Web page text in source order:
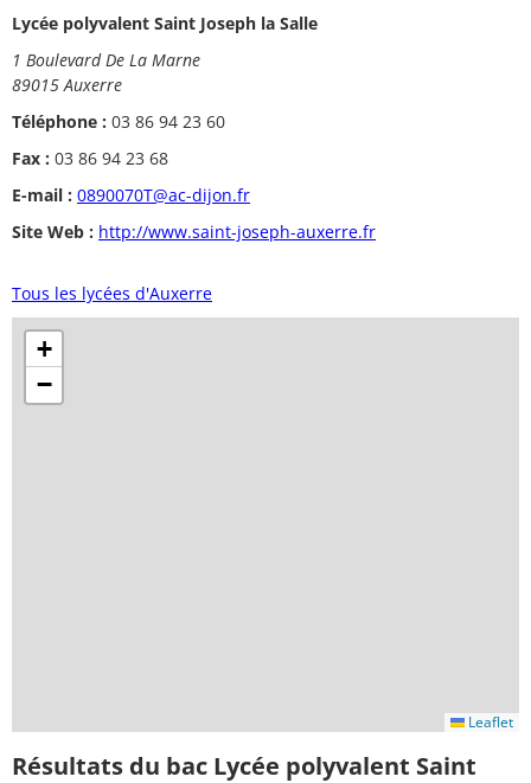
Lycée polyvalent Saint Joseph la Salle
1 Boulevard De La Marne
89015 Auxerre
Téléphone : 03 86 94 23 60
Fax : 03 86 94 23 68
E-mail : 0890070T@ac-dijon.fr
Site Web : http://www.saint-joseph-auxerre.fr
Tous les lycées d'Auxerre
+
−
Leaflet
Résultats du bac Lycée polyvalent Saint